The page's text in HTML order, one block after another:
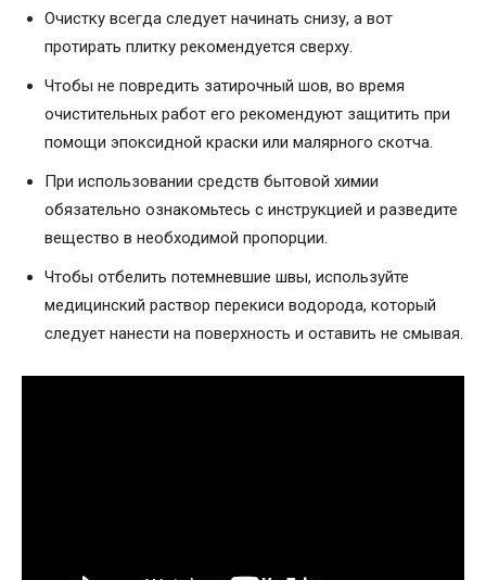
Очистку всегда следует начинать снизу, а вот
протирать плитку рекомендуется сверху.
Чтобы не повредить затирочный шов, во время
очистительных работ его рекомендуют защитить при
помощи эпоксидной краски или малярного скотча.
При использовании средств бытовой химии
обязательно ознакомьтесь с инструкцией и разведите
вещество в необходимой пропорции.
Чтобы отбелить потемневшие швы, используйте
медицинский раствор перекиси водорода, который
следует нанести на поверхность и оставить не смывая.